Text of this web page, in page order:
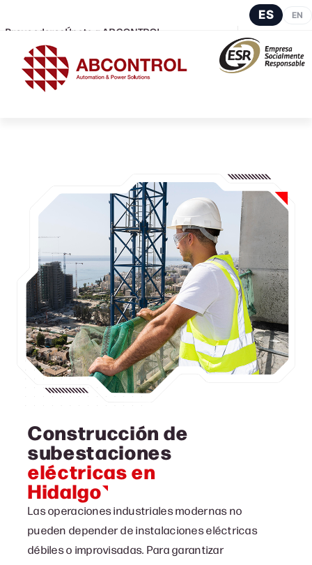
ProveedoresÚnete a ABCONTROL
ES EN
Construcción de
subestaciones
eléctricas en
Hidalgo
Las operaciones industriales modernas no
pueden depender de instalaciones eléctricas
débiles o improvisadas. Para garantizar